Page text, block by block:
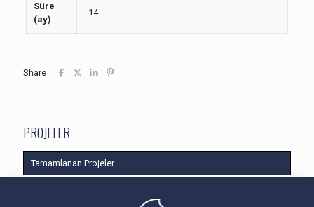
Süre
(ay)
: 14
Share
PROJELER
Tamamlanan Projeler